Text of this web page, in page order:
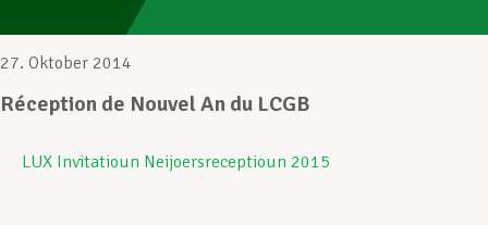
Unterstützung im Arbeitsalltag
27. Oktober 2014
Réception de Nouvel An du LCGB
LUX Invitatioun Neijoersreceptioun 2015